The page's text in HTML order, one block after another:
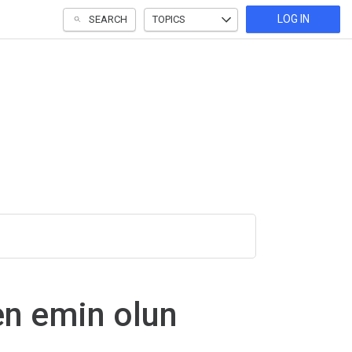
SEARCH TOPICS LOG IN
emin olun